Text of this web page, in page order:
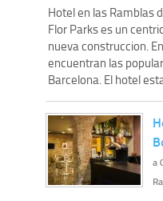
Hotel en las Ramblas
Flor Parks es un
nueva construccion.
encuentran las
Barcelona. El hotel esta
a